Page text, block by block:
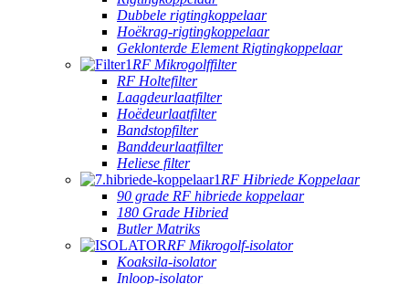
Dubbele rigtingkoppelaar
Hoëkrag-rigtingkoppelaar
Geklonterde Element Rigtingkoppelaar
RF Mikrogolffilter
RF Holtefilter
Laagdeurlaatfilter
Hoëdeurlaatfilter
Bandstopfilter
Banddeurlaatfilter
Heliese filter
RF Hibriede Koppelaar
90 grade RF hibriede koppelaar
180 Grade Hibried
Butler Matriks
RF Mikrogolf-isolator
Koaksila-isolator
Inloop-isolator